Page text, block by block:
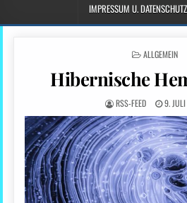
IMPRESSUM U.
POSTED
ALLGEMEIN
Hibernische
RSS-FEED 9.